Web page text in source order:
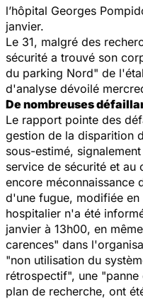
l’hôpital Georges
janvier.
Le 31, malgré des
sécurité a trouvé son
du parking Nord" de
d'analyse dévoilé
De nombreuses
Le rapport pointe des
gestion de la disparition
sous-estimé,
service de sécurité et au
encore méconnaissance
d'une fugue, modifiée
hospitalier n'a été
janvier à 13h00, en
carences" dans
"non utilisation du
rétrospectif", une
plan de recherche, ont